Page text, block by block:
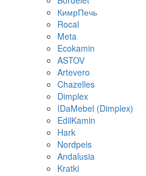
КимрПечь
Rocal
Meta
Ecokamin
ASTOV
Artevero
Chazelles
Dimplex
IDaMebel (Dimplex)
EdilKamin
Hark
Nordpeis
Andalusia
Kratki